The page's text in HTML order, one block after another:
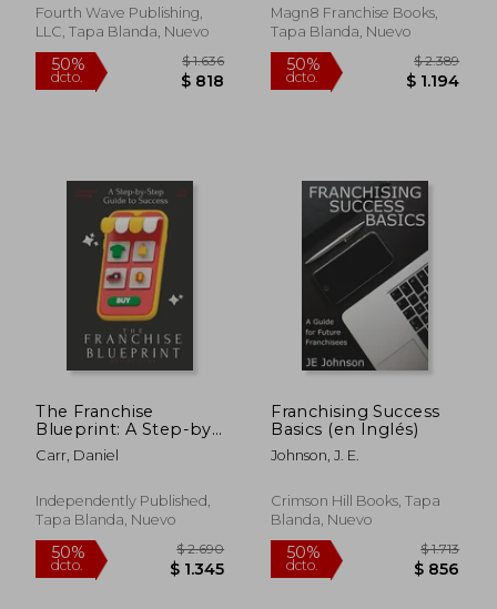
50%
dcto.
Fourth Wave Publishing,
LLC, Tapa Blanda, Nuevo
Along the Way (en
Inglés)
Magn8 Franchise Books,
Tapa Blanda, Nuevo
The Franchise
Blueprint: A Step-by-
Step Guide to
Franchising Success
Carr, Daniel
Independently Published,
Tapa Blanda, Nuevo
Franchising Success
Basics (en Inglés)
Johnson, J. E.
Crimson Hill Books, Tapa
Blanda, Nuevo